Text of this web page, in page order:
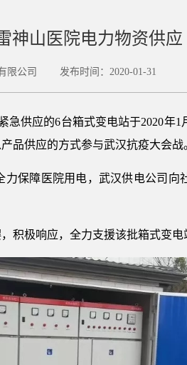
神山医院电力物资供应
限公司 发布时间：2020-01-31
供应的6台箱式变电站于2020年1
品供应的方式参与武汉抗疫大会战
保障医院用电，武汉供电公司向
积极响应，全力支援该批箱式变电